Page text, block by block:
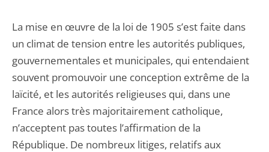
La mise en œuvre de la loi de 1905 s’est faite dans
un climat de tension entre les autorités publiques,
gouvernementales et municipales, qui entendaient
souvent promouvoir une conception extrême de la
laïcité, et les autorités religieuses qui, dans une
France alors très majoritairement catholique,
n’acceptent pas toutes l’affirmation de la
République. De nombreux litiges, relatifs aux